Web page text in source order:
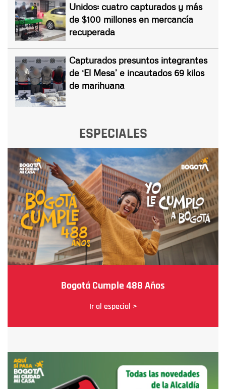
Unidos: cuatro capturados y más
de $100 millones en mercancía
recuperada
Capturados presuntos integrantes
de ‘El Mesa’ e incautados 69 kilos
de marihuana
ESPECIALES
Bogotá Cumple 488 Años
Ir al especial >